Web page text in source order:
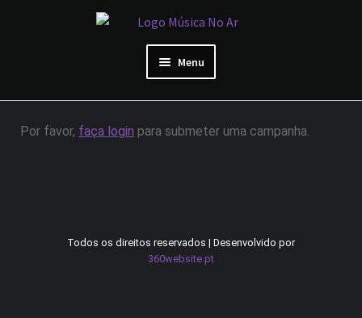
Ir
para
a
navegação
Saltar
para
o
conteúdo
Menu
Área de Artista
Por favor, faça login para submeter uma campanha.
Todos os direitos reservados | Desenvolvido por
360website.pt